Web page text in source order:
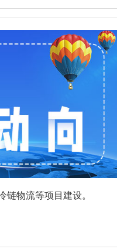
链物流等项目建设。